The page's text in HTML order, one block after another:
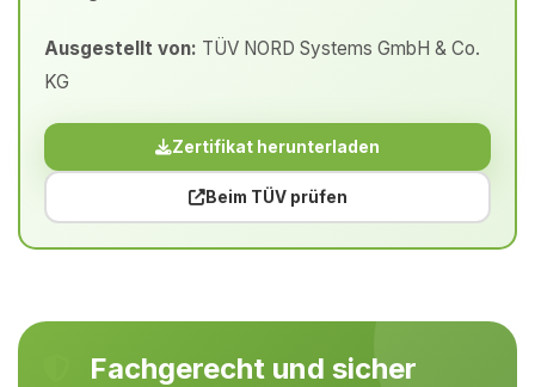
Ausgestellt von: TÜV NORD Systems GmbH & Co.
KG
Zertifikat herunterladen
Beim TÜV prüfen
Fachgerecht und sicher